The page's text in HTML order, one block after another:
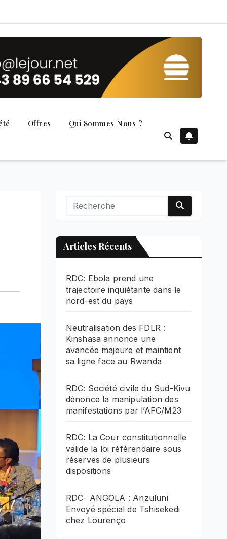
Offres Qui Sommes Nous ?
Articles Récents
RDC: Ebola prend une
trajectoire inquiétante dans le
nord-est du pays
Neutralisation des FDLR :
Kinshasa annonce une
avancée majeure et maintient
sa ligne face au Rwanda
RDC: Société civile du Sud-Kivu
dénonce la manipulation des
manifestations par l’AFC/M23
RDC: La Cour constitutionnelle
valide la loi référendaire sous
réserves de plusieurs
dispositions
RDC- ANGOLA : Anzuluni
Envoyé spécial de Tshisekedi
chez Lourenço